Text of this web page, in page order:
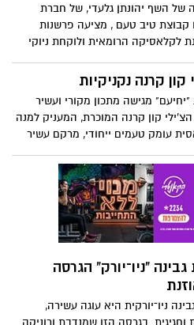
הסוכר מבלי להתפשר על הטעם.
קלה להכנה ונהדרת לאירוח ולמנת
מתוקה לכל המשפחה.
של השף יהונתן גלעדי, של חברת
קבוצת טיב טעם , מציעה פרשנות
לקלאסיקה הרומאית ולוקחת ניוקי
זהוב וממכר של גבינת פרובולונה
ומקפיצה את הכל עם לוז קלוי שמוסיף
מדויק וטעם עמוק.
קון קרנה נקניקיות
מגישה מתכון מקורי ועשיר
קון קרנה המוכרת, המעניק למנה
עומק טעמים ייחודי, מרקם עשיר
גבינה "ניו־יורק" הגרסה
ניו־יורקית היא עוגה עשירה,
וחגיגית. בגרסה הזו שמנדבת ורוניקה